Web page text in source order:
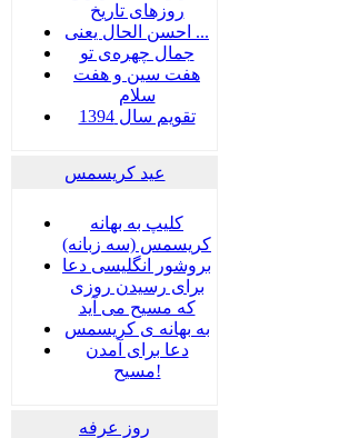
روزهای تاریخ
احسن الحال یعنی ...
جمال چهره‌ی تو
هفت سين و هفت
سلام
تقویم سال 1394
عید کریسمس
کلیپ به بهانه
کریسمس (سه زبانه)
بروشور انگلیسی دعا
برای رسیدن روزی
که مسیح می آید
به بهانه ی کریسمس
دعا برای آمدن
مسیح!
روز عرفه